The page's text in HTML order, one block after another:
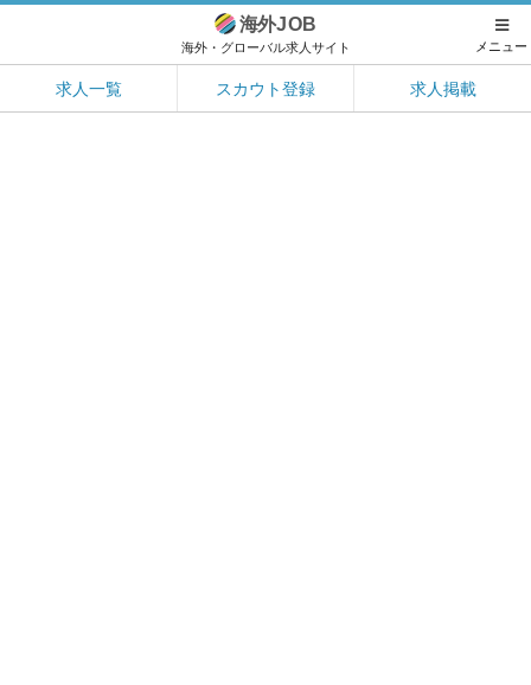
海外JOB
海外・グローバル求人サイト メニュー
求人一覧 スカウト登録 求人掲載